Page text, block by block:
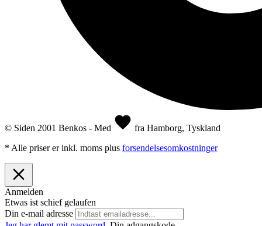
© Siden 2001 Benkos - Med
fra Hamborg, Tyskland
* Alle priser er inkl. moms plus forsendelsesomkostninger
Anmelden
Etwas ist schief gelaufen
Din e-mail adresse